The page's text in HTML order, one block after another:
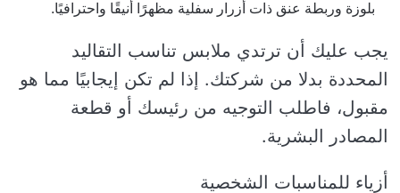
بلوزة وربطة عنق ذات أزرار سفلية مظهرًا أنيقًا واحترافيًا.
يجب عليك أن ترتدي ملابس تناسب التقاليد
المحددة بدلا من شركتك. إذا لم تكن إيجابيًا مما هو
مقبول، فاطلب التوجيه من رئيسك أو قطعة
المصادر البشرية.
أزياء للمناسبات الشخصية